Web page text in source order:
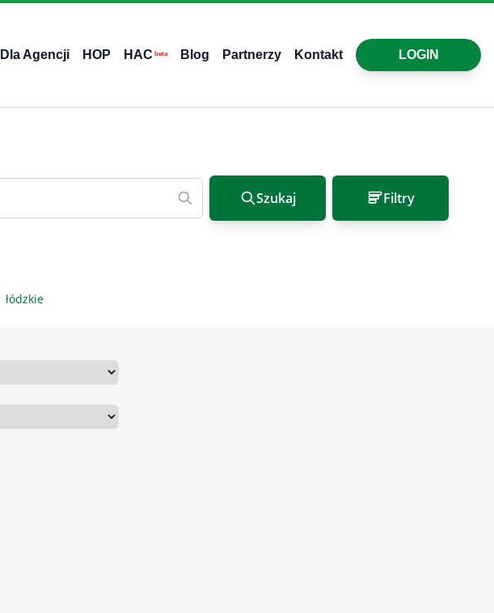
Dla Agencji HOP HAC beta Blog Partnerzy Kontakt LOGIN
Szukaj Filtry
łódzkie